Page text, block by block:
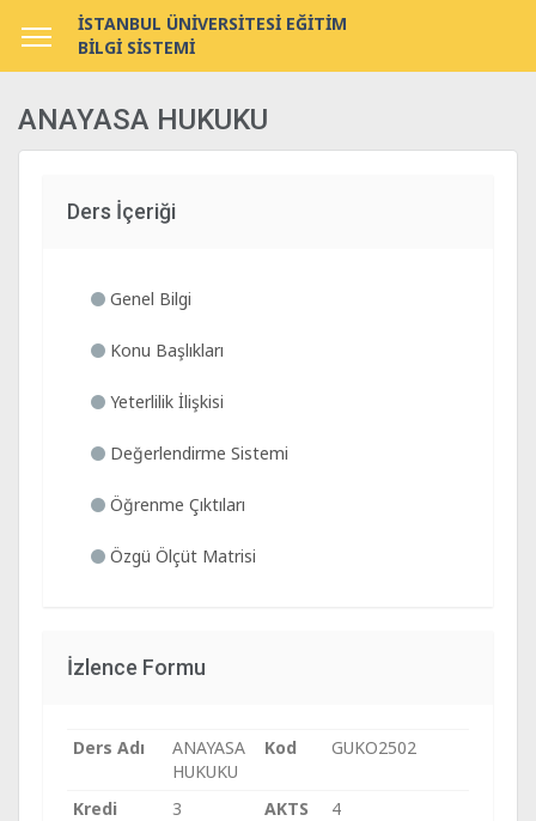
İSTANBUL ÜNİVERSİTESİ EĞİTİM
BİLGİ SİSTEMİ
ANAYASA HUKUKU
Ders İçeriği
Genel Bilgi
Konu Başlıkları
Yeterlilik İlişkisi
Değerlendirme Sistemi
Öğrenme Çıktıları
Özgü Ölçüt Matrisi
İzlence Formu
Ders Adı
ANAYASA
HUKUKU
Kod GUKO2502
Kredi 3 AKTS
4